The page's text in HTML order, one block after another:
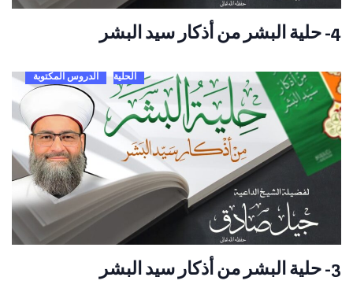
4- حلية البشر من أذكار سيد البشر
الحلية الدروس المكتوبة
3- حلية البشر من أذكار سيد البشر